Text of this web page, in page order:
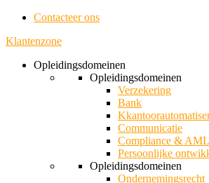
Contacteer ons
Klantenzone
Opleidingsdomeinen
Opleidingsdomeinen
Verzekering
Bank
Communicatie
Compliance & AML
Persoonlijke
Opleidingsdomeinen
Ondernemingsrecht